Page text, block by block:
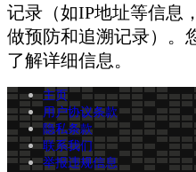
记录（如IP地址等信息
做预防和追溯记录）。
了解详细信息。
主页
用户协议条款
隐私条款
联系我们
举报违规信息